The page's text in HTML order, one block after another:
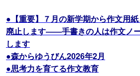
●【重要】７月の新学期から作文用
廃止します――手書きの人は作文ノ
します
●森からゆうびん2026年2月
●思考力を育てる作文教育